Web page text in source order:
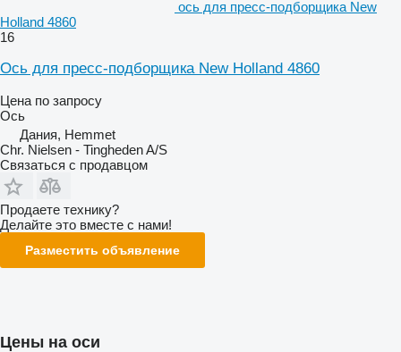
ось для пресс-подборщика New
Holland 4860
16
Ось для пресс-подборщика New Holland 4860
Цена по запросу
Ось
Дания, Hemmet
Chr. Nielsen - Tingheden A/S
Связаться с продавцом
Продаете технику?
Делайте это вместе с нами!
Разместить объявление
Цены на оси